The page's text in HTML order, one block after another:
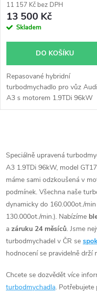
11 157 Kč bez DPH
13 500 Kč
Skladem
DO KOŠÍKU
Repasované hybridní
turbodmychadlo pro vůz Audi
A3 s motorem 1.9TDi 96kW
ASZ.
v
l
á
d
a
c
í
p
Speciálně upravená
A3 1.9TDi 96kW, model
máme sami odzkoušená v
podmínek. Všechna naše
dynamicky do 160.000ot./
130.000ot./min.). Nabízíme
a záruku 24 měsíců. Jsme
turbodmychadel v ČR se
hodnocení se pravidelně drží
Chcete se dozvědět více
turbodmychadla. Potřebujete